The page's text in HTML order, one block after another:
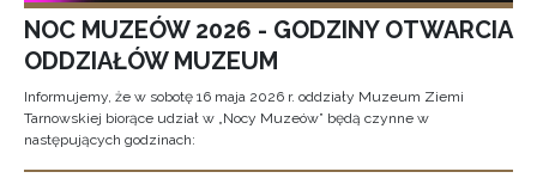
NOC MUZEÓW 2026 - GODZINY OTWARCIA
ODDZIAŁÓW MUZEUM
Informujemy, że w sobotę 16 maja 2026 r. oddziały Muzeum Ziemi
Tarnowskiej biorące udział w „Nocy Muzeów” będą czynne w
następujących godzinach: